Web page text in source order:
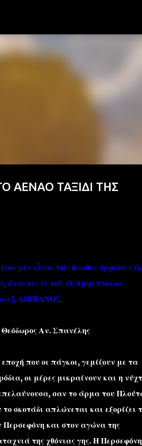
ΣΧΕΤΙΚΑ/ABOUT
ΑΕΝΑΟ ΤΑΞΙΔΙ ΤΗΣ
μὲν εἶναι τοῖς ἄνωθεν ὁρμῶσιν
ἄναντες δὲ τοῖς ἐξ ̓Αμφιπόλεως
ΑΠΠΙΑΝΟΣ
Αν. Σπανέλης
που οι πάγκοι, γεμίζουν με τα
οι μέρες μικραίνουν και η
σαν το άρμα του
σκοτάδι απλώνεται και εξορίζει
και στον αγώνα της
της χθόνιας γης. Η